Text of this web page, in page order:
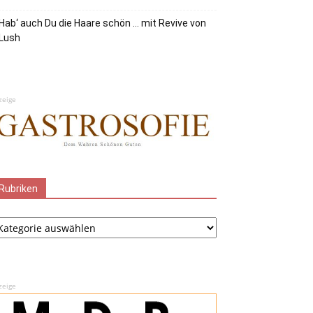
Hab‘ auch Du die Haare schön … mit Revive von
Lush
Rubriken